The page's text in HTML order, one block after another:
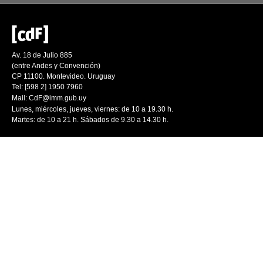
Av. 18 de Julio 885
(entre Andes y Convención)
CP 11100. Montevideo. Uruguay
Tel: [598 2] 1950 7960
Mail: CdF@imm.gub.uy
Lunes, miércoles, jueves, viernes: de 10 a 19.30 h.
Martes: de 10 a 21 h. Sábados de 9.30 a 14.30 h.